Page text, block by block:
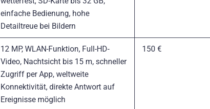
einfache Bedienung, hohe
Detailtreue bei Bildern
12 MP, WLAN-Funktion, Full-HD-
Video, Nachtsicht bis 15 m, schneller
Zugriff per App, weltweite
Konnektivität, direkte Antwort auf
Ereignisse möglich
150 €